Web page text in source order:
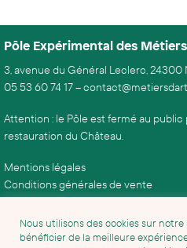
Pôle Expérimental des
3, avenue du Général Leclerc, 24300
05 53 60 74 17–
Attention : le Pôle est fermé au public
restauration du Château.
Mentions légales
Conditions générales de vente
Nous utilisons des cookies sur
bénéficier de la meilleure